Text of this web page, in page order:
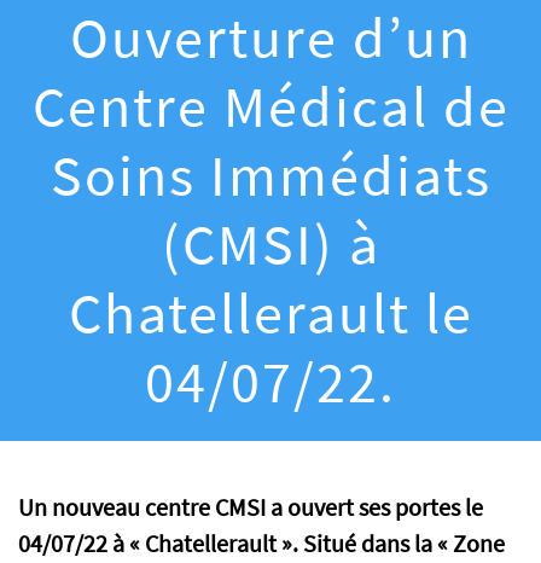
Ouverture d’un
Centre Médical de
Soins Immédiats
(CMSI) à
Chatellerault le
04/07/22.
Un nouveau centre CMSI a ouvert ses portes le
04/07/22 à « Chatellerault ». Situé dans la «Zone